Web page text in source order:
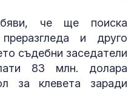
че ще поиска
и друго
съдебни заседатели
83 млн. долара
за клевета заради